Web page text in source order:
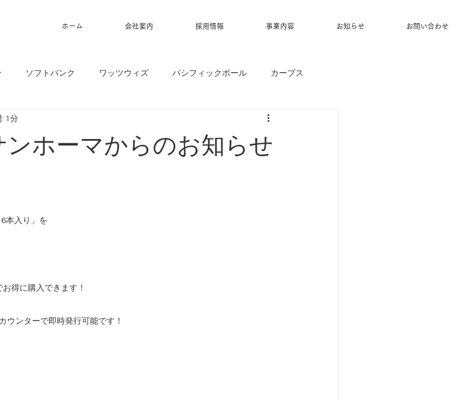
ホーム 会社案内 採用情報 事業内容 お知らせ お問い合わせ
ソフトバンク ワッツウィズ パシフィックボール カーブス
ンホーマからのお知らせ
1分
本入り」を
得に購入できます！
ウンターで即時発行可能です！